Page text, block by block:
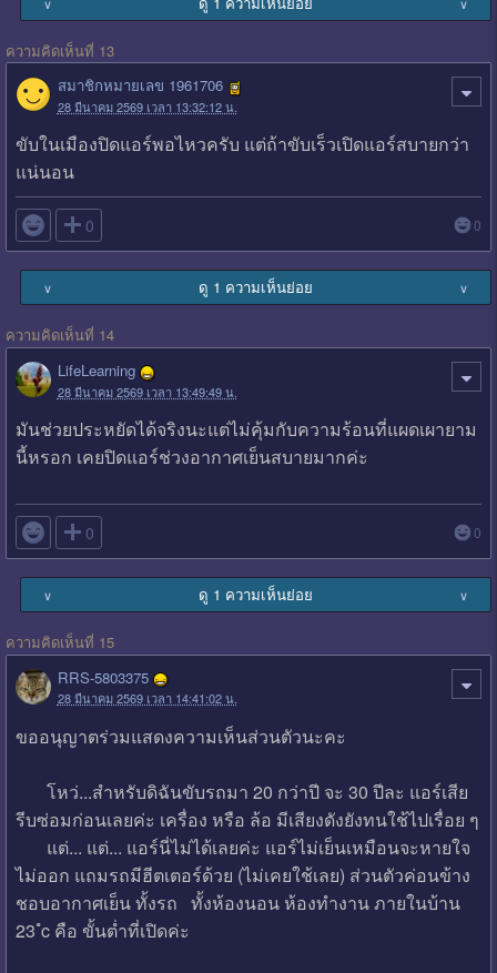
ความคิดเห็นที่ 13
สมาชิกหมายเลข 1961706
28 มีนาคม 2569 เวลา 13:32:12 น.
ขับในเมืองปิดแอร์พอไหวครับ แต่ถ้าขับเร็วเปิดแอร์สบายกว่า
แน่นอน
 0 0
∨ ดู 1 ความเห็นย่อย ∨
ความคิดเห็นที่ 14
LifeLearning
28 มีนาคม 2569 เวลา 13:49:49 น.
มันช่วยประหยัดได้จริงนะแต่ไม่คุ้มกับความร้อนที่แผดเผายาม
นี้หรอก เคยปิดแอร์ช่วงอากาศเย็นสบายมากค่ะ
 0 0
∨ ดู 1 ความเห็นย่อย ∨
ความคิดเห็นที่ 15
RRS-5803375
28 มีนาคม 2569 เวลา 14:41:02 น.
ขออนุญาตร่วมแสดงความเห็นส่วนตัวนะคะ
โหว่...สำหรับดิฉันขับรถมา 20 กว่าปี จะ 30 ปีละ แอร์เสีย
รีบซ่อมก่อนเลยค่ะ เครื่อง หรือ ล้อ มีเสียงดังยังทนใช้ไปเรื่อย ๆ
แต่... แต่... แอร์นี่ไม่ได้เลยค่ะ แอร์ไม่เย็นเหมือนจะหายใจ
ไม่ออก แถมรถมีฮีตเตอร์ด้วย (ไม่เคยใช้เลย) ส่วนตัวค่อนข้าง
ชอบอากาศเย็น ทั้งรถ ทั้งห้องนอน ห้องทำงาน ภายในบ้าน
23 ํc คือ ขั้นต่ำที่เปิดค่ะ